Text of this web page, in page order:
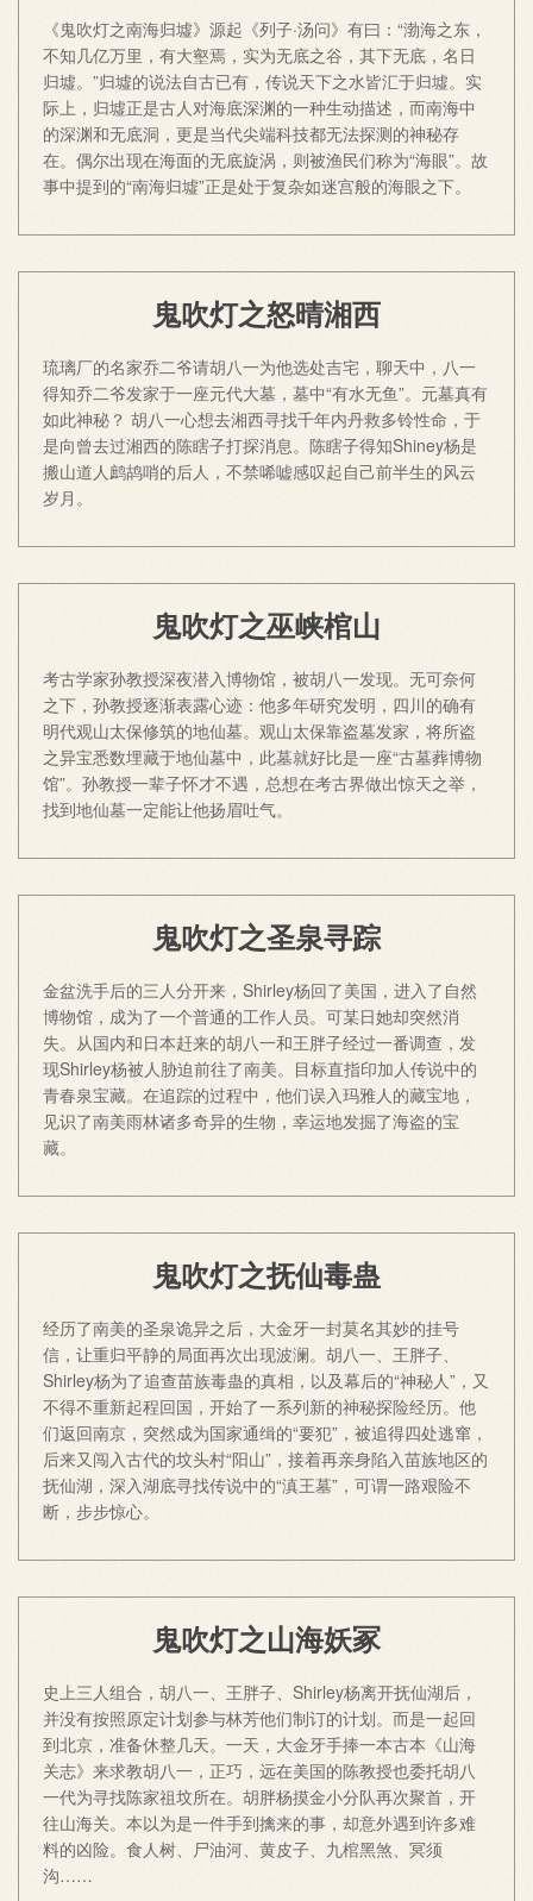
《鬼吹灯之南海归墟》源起《列子·汤问》有曰：“渤海之东，
不知几亿万里，有大壑焉，实为无底之谷，其下无底，名日
归墟。”归墟的说法自古已有，传说天下之水皆汇于归墟。实
际上，归墟正是古人对海底深渊的一种生动描述，而南海中
的深渊和无底洞，更是当代尖端科技都无法探测的神秘存
在。偶尔出现在海面的无底旋涡，则被渔民们称为“海眼”。故
事中提到的“南海归墟”正是处于复杂如迷宫般的海眼之下。
鬼吹灯之怒晴湘西
琉璃厂的名家乔二爷请胡八一为他选处吉宅，聊天中，八一
得知乔二爷发家于一座元代大墓，墓中“有水无鱼”。元墓真有
如此神秘？ 胡八一心想去湘西寻找千年内丹救多铃性命，于
是向曾去过湘西的陈瞎子打探消息。陈瞎子得知Shiney杨是
搬山道人鹧鸪哨的后人，不禁唏嘘感叹起自己前半生的风云
岁月。
鬼吹灯之巫峡棺山
考古学家孙教授深夜潜入博物馆，被胡八一发现。无可奈何
之下，孙教授逐渐表露心迹：他多年研究发明，四川的确有
明代观山太保修筑的地仙墓。观山太保靠盗墓发家，将所盗
之异宝悉数埋藏于地仙墓中，此墓就好比是一座“古墓葬博物
馆”。孙教授一辈子怀才不遇，总想在考古界做出惊天之举，
找到地仙墓一定能让他扬眉吐气。
鬼吹灯之圣泉寻踪
金盆洗手后的三人分开来，Shirley杨回了美国，进入了自然
博物馆，成为了一个普通的工作人员。可某日她却突然消
失。从国内和日本赶来的胡八一和王胖子经过一番调查，发
现Shirley杨被人胁迫前往了南美。目标直指印加人传说中的
青春泉宝藏。在追踪的过程中，他们误入玛雅人的藏宝地，
见识了南美雨林诸多奇异的生物，幸运地发掘了海盗的宝
藏。
鬼吹灯之抚仙毒蛊
经历了南美的圣泉诡异之后，大金牙一封莫名其妙的挂号
信，让重归平静的局面再次出现波澜。胡八一、王胖子、
Shirley杨为了追查苗族毒蛊的真相，以及幕后的“神秘人”，又
不得不重新起程回国，开始了一系列新的神秘探险经历。他
们返回南京，突然成为国家通缉的“要犯”，被追得四处逃窜，
后来又闯入古代的坟头村“阳山”，接着再亲身陷入苗族地区的
抚仙湖，深入湖底寻找传说中的“滇王墓”，可谓一路艰险不
断，步步惊心。
鬼吹灯之山海妖冢
史上三人组合，胡八一、王胖子、Shirley杨离开抚仙湖后，
并没有按照原定计划参与林芳他们制订的计划。而是一起回
到北京，准备休整几天。一天，大金牙手捧一本古本《山海
关志》来求教胡八一，正巧，远在美国的陈教授也委托胡八
一代为寻找陈家祖坟所在。胡胖杨摸金小分队再次聚首，开
往山海关。本以为是一件手到擒来的事，却意外遇到许多难
料的凶险。食人树、尸油河、黄皮子、九棺黑煞、冥须
沟……